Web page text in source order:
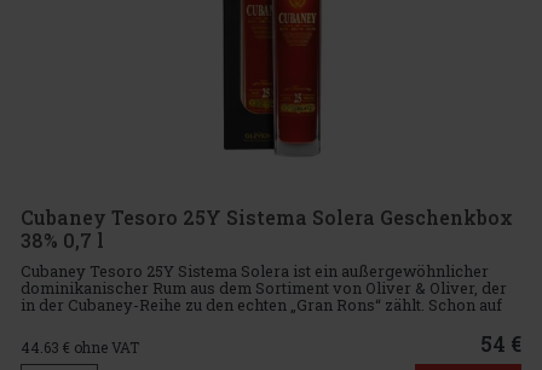
Cubaney Tesoro 25Y Sistema Solera Geschenkbox
38% 0,7 l
Cubaney Tesoro 25Y Sistema Solera ist ein außergewöhnlicher
dominikanischer Rum aus dem Sortiment von Oliver & Oliver, der
in der Cubaney-Reihe zu den echten „Gran Rons“ zählt. Schon auf
den ersten Blick besticht er durch seine dunkle kirschrote
44.63 € ohne VAT 54 €